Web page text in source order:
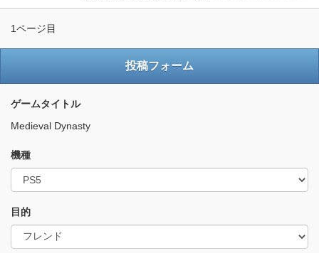
1ページ目
投稿フォーム
ゲームタイトル
Medieval Dynasty
機種
目的